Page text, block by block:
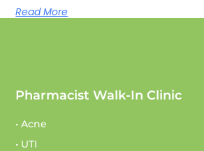
Read More
Pharmacist Walk-In Clinic
• Acne
• UTI